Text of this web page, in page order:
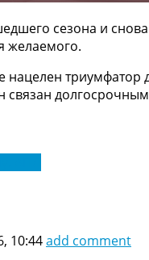
сезона и
желаемого.
10:44add comment